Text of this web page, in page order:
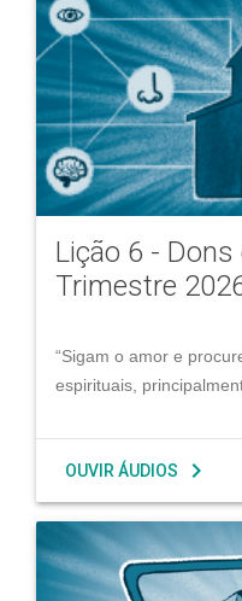
Lição 6 -
Trimestre
“Sigam o amor e
espirituais,
OUVIR ÁUDIOS chevron_right